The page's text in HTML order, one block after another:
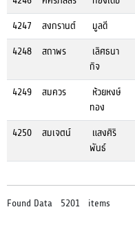
4247
สงกรานต์ มูลดี
4248
สถาพร
เลิศธนา
กิจ
4249 สมควร
ห้วยหงษ์
ทอง
4250 สมเจตน์
แสงศิริ
พันธ์
Found Data 5201 items